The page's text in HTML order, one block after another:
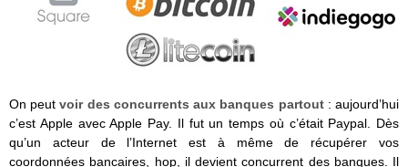
On peutvoir des concurrents aux banques partout: aujourd’hui
c’est Apple avec Apple Pay. Il fut un temps où c’était Paypal. Dès
qu’un acteur de l’Internet est à même de récupérer vos
coordonnées bancaires, hop, il devient concurrent des banques. Il